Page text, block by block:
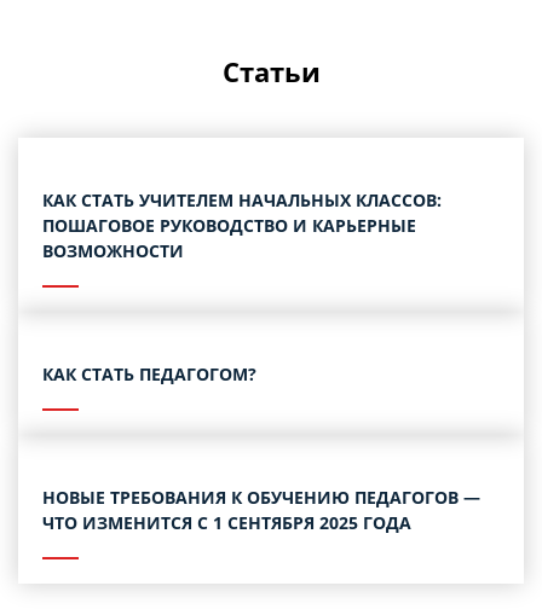
Статьи
КАК СТАТЬ УЧИТЕЛЕМ НАЧАЛЬНЫХ КЛАССОВ:
ПОШАГОВОЕ РУКОВОДСТВО И КАРЬЕРНЫЕ
ВОЗМОЖНОСТИ
КАК СТАТЬ ПЕДАГОГОМ?
НОВЫЕ ТРЕБОВАНИЯ К ОБУЧЕНИЮ ПЕДАГОГОВ —
ЧТО ИЗМЕНИТСЯ С 1 СЕНТЯБРЯ 2025 ГОДА